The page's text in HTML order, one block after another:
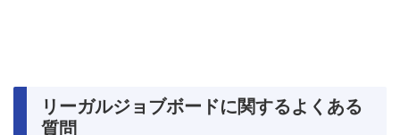
リーガルジョブボードに関するよくある
質問